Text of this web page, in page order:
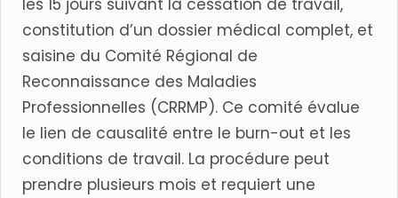
les 15 jours suivant la cessation de travail,
constitution d’un dossier médical complet, et
saisine du Comité Régional de
Reconnaissance des Maladies
Professionnelles (CRRMP). Ce comité évalue
le lien de causalité entre le burn-out et les
conditions de travail. La procédure peut
prendre plusieurs mois et requiert une